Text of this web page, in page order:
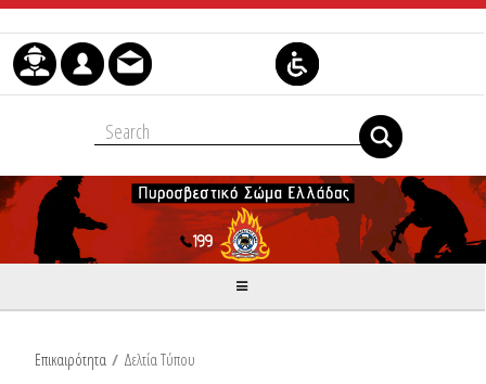
Skip to Content
Επικαιρότητα / Δελτία Τύπου